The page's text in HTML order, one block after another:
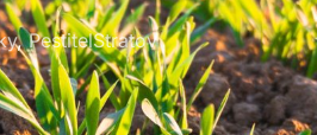
,PestitelStratov